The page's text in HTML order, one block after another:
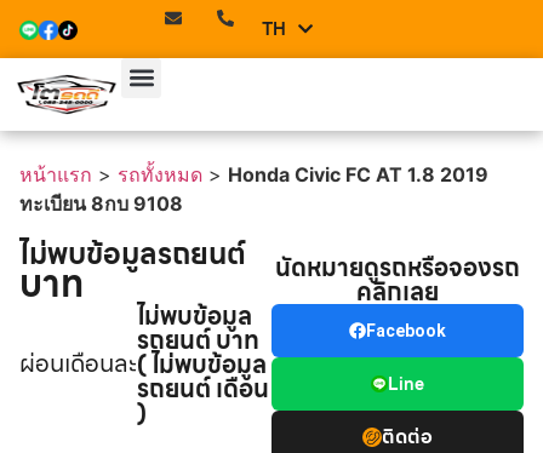
TH
EN
หน้าแรก > รถทั้งหมด > Honda Civic FC AT 1.8 2019
ทะเบียน 8กบ 9108
ไม่พบข้อมูลรถยนต์
บาท
ผ่อนเดือนละ
ไม่พบข้อมูล
รถยนต์ บาท
( ไม่พบข้อมูล
รถยนต์ เดือน
)
นัดหมายดูรถหรือจองรถ
คลิกเลย
Facebook
Line
ติดต่อ